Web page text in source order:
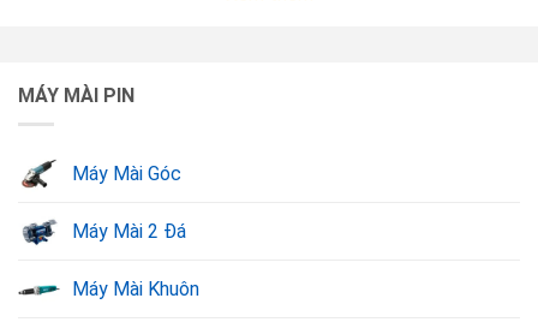
sốc tại Dụng Cụ Vàng.
thường xuyên di chuyển, phục vụ các công việc trên cao.
như điện giật, đảm bảo an toàn lao động cho người dùng.
trường làm việc khắc nghiệt. Thiết kế cầm nắm chắc tay,
MÁY MÀI PIN
Máy Mài Góc
Máy Mài 2 Đá
Máy Mài Khuôn